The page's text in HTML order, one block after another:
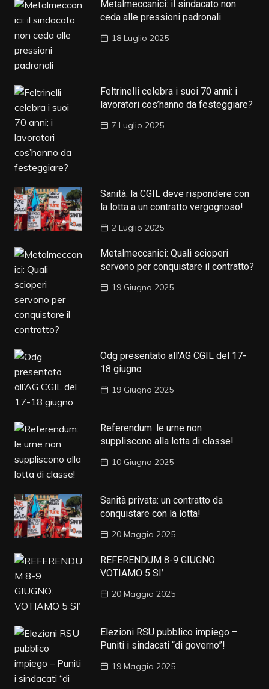
Metalmeccanici: il sindacato non
ceda alle pressioni padronali
18 Luglio 2025
Feltrinelli celebra i suoi 70 anni: i
lavoratori cos’hanno da festeggiare?
7 Luglio 2025
Sanità: la CGIL deve rispondere con
la lotta a un contratto vergognoso!
2 Luglio 2025
Metalmeccanici: Quali scioperi
servono per conquistare il contratto?
19 Giugno 2025
Odg presentato all’AG CGIL del 17-
18 giugno
19 Giugno 2025
Referendum: le urne non
suppliscono alla lotta di classe!
10 Giugno 2025
Sanità privata: un contratto da
conquistare con la lotta!
20 Maggio 2025
REFERENDUM 8-9 GIUGNO:
VOTIAMO 5 SI’
20 Maggio 2025
Elezioni RSU pubblico impiego –
Puniti i sindacati “di governo”!
19 Maggio 2025